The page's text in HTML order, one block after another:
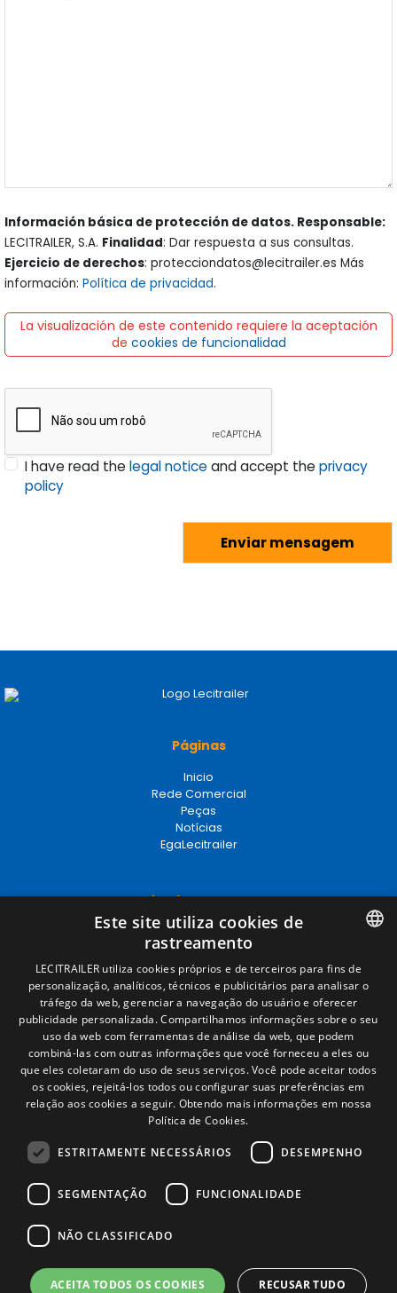
Información básica de protección de datos. Responsable:
LECITRAILER, S.A. Finalidad: Dar respuesta a sus consultas.
Ejercicio de derechos: protecciondatos@lecitrailer.es Más
información: Política de privacidad.
La visualización de este contenido requiere la aceptación
de cookies de funcionalidad
I have read thelegal noticeand accept theprivacy
policy
Páginas
Inicio
Rede Comercial
Peças
Notícias
EgaLecitrailer
Términos legales
Aviso legal
Política de privacidade
Política de cookies
Condições Gerais de Venda
Gerenciar cookies
Contacto
Camino de los Huertos, S/N. Apdo 100
50620 - Casetas (Zaragoza) SPAIN
+(34) 976 462 121
SPANISH
ENGLISH
FRENCH
ITALIAN
PORTUGUESE
Este site utiliza cookies de
rastreamento
LECITRAILER utiliza cookies próprios e de terceiros para fins de
personalização, analíticos, técnicos e publicitários para analisar o
tráfego da web, gerenciar a navegação do usuário e oferecer
publicidade personalizada. Compartilhamos informações sobre o seu
uso da web com ferramentas de análise da web, que podem
combiná-las com outras informações que você forneceu a eles ou
que eles coletaram do uso de seus serviços. Você pode aceitar todos
os cookies, rejeitá-los todos ou configurar suas preferências em
relação aos cookies a seguir. Obtendo mais informações em nossa
Política de Cookies.
ESTRITAMENTE NECESSÁRIOS DESEMPENHO
SEGMENTAÇÃO FUNCIONALIDADE
NÃO CLASSIFICADO
ACEITA TODOS OS COOKIES RECUSAR TUDO